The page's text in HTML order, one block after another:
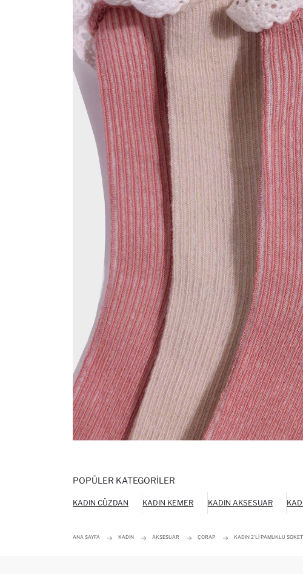
POPÜLER KATEGORILER
KADIN CÜZDAN KADIN KEMER KADIN AKSESUAR
ANA SAYFA KADIN AKSESUAR ÇORAP KADIN 2'LI PAMUKLU